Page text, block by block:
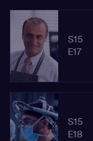
S15
E17
S15
E18